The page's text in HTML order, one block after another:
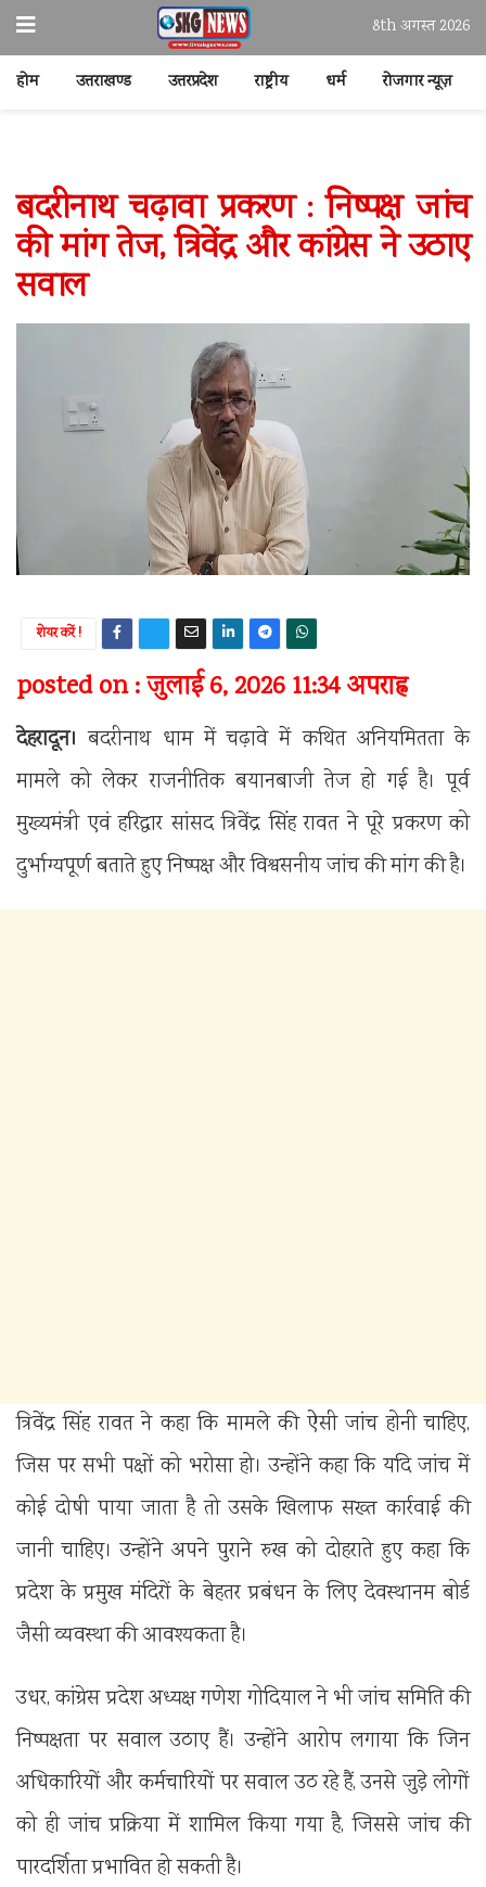
8th अगस्त 2026
होम उत्तराखण्ड उत्तरप्रदेश राष्ट्रीय धर्म रोजगार न्यूज़
बदरीनाथ चढ़ावा प्रकरण : निष्पक्ष जांच
की मांग तेज, त्रिवेंद्र और कांग्रेस ने उठाए
सवाल
शेयर करें !
posted on : जुलाई 6, 2026 11:34 अपराह्न
देहरादून। बदरीनाथ धाम में चढ़ावे में कथित अनियमितता के
मामले को लेकर राजनीतिक बयानबाजी तेज हो गई है। पूर्व
मुख्यमंत्री एवं हरिद्वार सांसद त्रिवेंद्र सिंह रावत ने पूरे प्रकरण को
दुर्भाग्यपूर्ण बताते हुए निष्पक्ष और विश्वसनीय जांच की मांग की है।
त्रिवेंद्र सिंह रावत ने कहा कि मामले की ऐसी जांच होनी चाहिए,
जिस पर सभी पक्षों को भरोसा हो। उन्होंने कहा कि यदि जांच में
कोई दोषी पाया जाता है तो उसके खिलाफ सख्त कार्रवाई की
जानी चाहिए। उन्होंने अपने पुराने रुख को दोहराते हुए कहा कि
प्रदेश के प्रमुख मंदिरों के बेहतर प्रबंधन के लिए देवस्थानम बोर्ड
जैसी व्यवस्था की आवश्यकता है।
उधर, कांग्रेस प्रदेश अध्यक्ष गणेश गोदियाल ने भी जांच समिति की
निष्पक्षता पर सवाल उठाए हैं। उन्होंने आरोप लगाया कि जिन
अधिकारियों और कर्मचारियों पर सवाल उठ रहे हैं, उनसे जुड़े लोगों
को ही जांच प्रक्रिया में शामिल किया गया है, जिससे जांच की
पारदर्शिता प्रभावित हो सकती है।